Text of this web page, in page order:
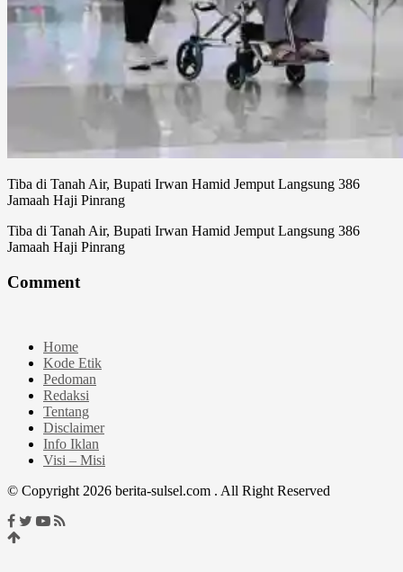
Tiba di Tanah Air, Bupati Irwan Hamid Jemput Langsung 386
Jamaah Haji Pinrang
Tiba di Tanah Air, Bupati Irwan Hamid Jemput Langsung 386
Jamaah Haji Pinrang
Comment
Home
Kode Etik
Pedoman
Redaksi
Tentang
Disclaimer
Info Iklan
Visi – Misi
© Copyright 2026 berita-sulsel.com . All Right Reserved